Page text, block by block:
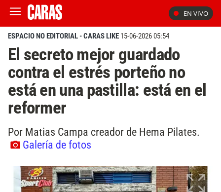
EN VIVO
ESPACIO NO EDITORIAL - CARAS LIKE 15-06-2026 05:54
El secreto mejor guardado
contra el estrés porteño no
está en una pastilla: está en el
reformer
Por Matias Campa creador de Hema Pilates.
Galería de fotos